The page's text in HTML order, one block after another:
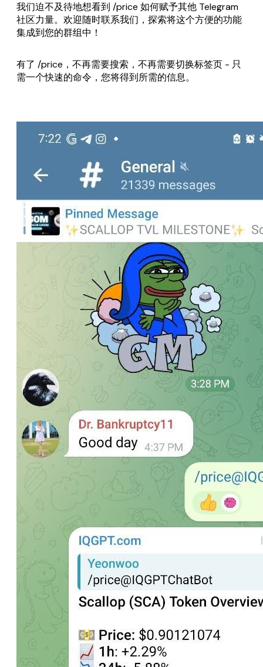
我们迫不及待地想看到 /price 如何赋予其他 Telegram
社区力量。欢迎随时联系我们，探索将这个方便的功能
集成到您的群组中！
有了 /price，不再需要搜索，不再需要切换标签页 - 只
需一个快速的命令，您将得到所需的信息。